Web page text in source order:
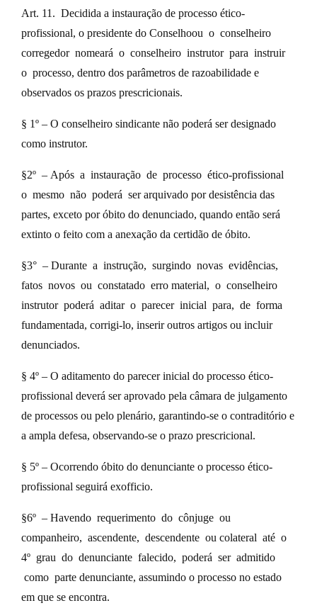
Art. 11. Decidida a instauração de processo ético-
profissional, o presidente do Conselhoou o conselheiro
corregedor nomeará o conselheiro instrutor para instruir
o processo, dentro dos parâmetros de razoabilidade e
observados os prazos prescricionais.
§ 1º – O conselheiro sindicante não poderá ser designado
como instrutor.
§2º – Após a instauração de processo ético-profissional
o mesmo não poderá ser arquivado por desistência das
partes, exceto por óbito do denunciado, quando então será
extinto o feito com a anexação da certidão de óbito.
§3° – Durante a instrução, surgindo novas evidências,
fatos novos ou constatado erro material, o conselheiro
instrutor poderá aditar o parecer inicial para, de forma
fundamentada, corrigi-lo, inserir outros artigos ou incluir
denunciados.
§ 4º – O aditamento do parecer inicial do processo ético-
profissional deverá ser aprovado pela câmara de julgamento
de processos ou pelo plenário, garantindo-se o contraditório e
a ampla defesa, observando-se o prazo prescricional.
§ 5º – Ocorrendo óbito do denunciante o processo ético-
profissional seguirá exofficio.
§6º – Havendo requerimento do cônjuge ou
companheiro, ascendente, descendente ou colateral até o
4º grau do denunciante falecido, poderá ser admitido
como parte denunciante, assumindo o processo no estado
em que se encontra.